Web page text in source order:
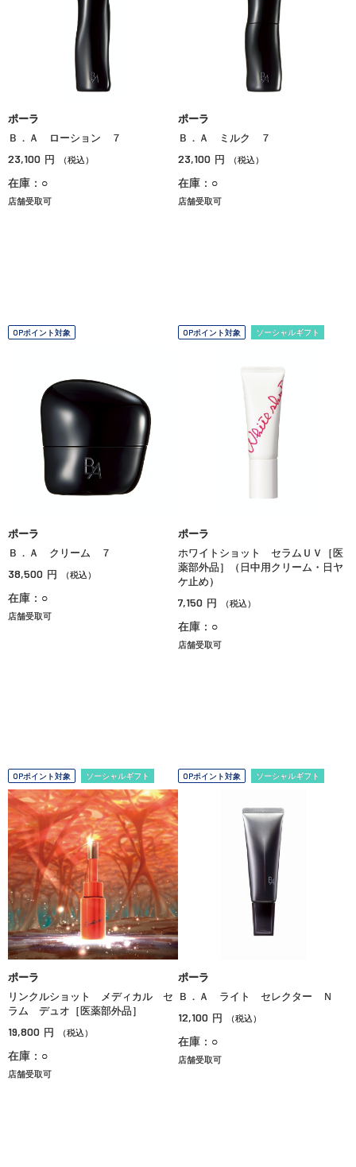
ポーラ
Ｂ．Ａ ローション ７
23,100 円 （税込）
在庫：○
店舗受取可
ポーラ
Ｂ．Ａ ミルク ７
23,100 円 （税込）
在庫：○
店舗受取可
OPポイント対象
ポーラ
Ｂ．Ａ クリーム ７
38,500 円 （税込）
在庫：○
店舗受取可
OPポイント対象 ソーシャルギフト
ポーラ
ホワイトショット セラムＵＶ［医
薬部外品］（日中用クリーム・日ヤ
ケ止め）
7,150 円 （税込）
在庫：○
店舗受取可
OPポイント対象 ソーシャルギフト
ポーラ
リンクルショット メディカル セ
ラム デュオ［医薬部外品］
19,800 円 （税込）
在庫：○
店舗受取可
OPポイント対象 ソーシャルギフト
ポーラ
Ｂ．Ａ ライト セレクター Ｎ
12,100 円 （税込）
在庫：○
店舗受取可